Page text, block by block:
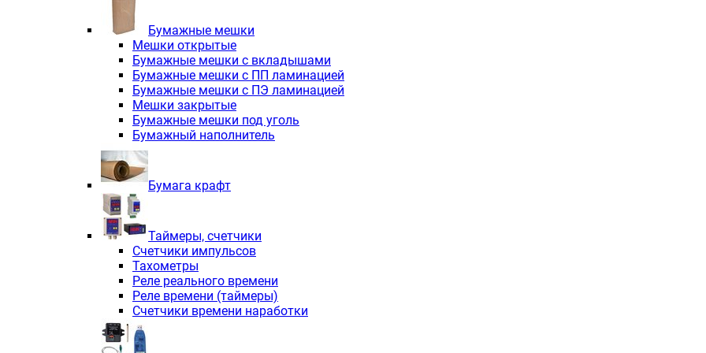
Электродвигатели асинхронные трёхфазные с тормозом INNOVARI
Электродвигатели асинхронные трёхфазные взрывозащищенные INNOVARI
Трехфазные асинхронные электродвигатели INNORED
Независимая вентиляция INNORED
Взрывозащищенная независимая вентиляция INNOVARI
Одноступенчатые цилиндрические редукторы INNORED
Экономичные червячные редукторы INNORED в квадратном корпусе
Компактные мотор-редукторы INNORED
Компактные мотор-редукторы INNORED MC
Вибраторы INNORED
Вариаторы INNORED
Бумажные мешки
Мешки открытые
Бумажные мешки с вкладышами
Бумажные мешки с ПП ламинацией
Бумажные мешки с ПЭ ламинацией
Мешки закрытые
Бумажные мешки под уголь
Бумажный наполнитель
Бумага крафт
Таймеры, счетчики
Счетчики импульсов
Тахометры
Реле реального времени
Реле времени (таймеры)
Счетчики времени наработки